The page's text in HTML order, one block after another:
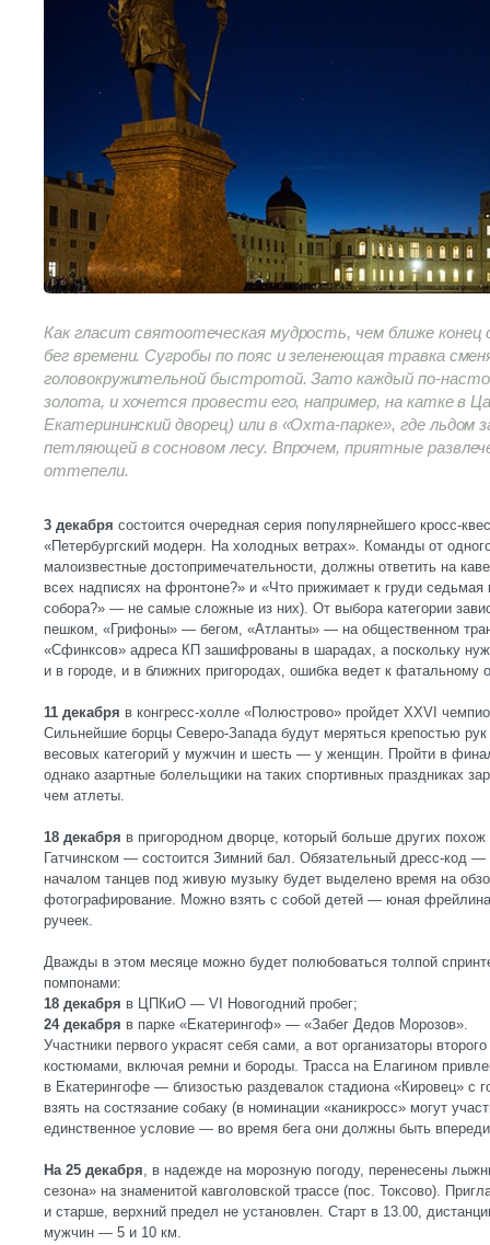
Как гласит святоотеческая мудрость, чем ближе
бег времени. Сугробы по пояс и зеленеющая травка
головокружительной быстротой. Зато каждый по-
золота, и хочется провести его, например, на катке в
Екатерининский дворец) или в «Охта-парке», где льдом
петляющей в сосновом лесу. Впрочем, приятные
оттепели.
3 декабря состоится очередная серия популярнейшего кросс-
«Петербургский модерн. На холодных ветрах». Команды от
малоизвестные достопримечательности, должны ответить на
всех надписях на фронтоне?» и «Что прижимает к груди седьмая
собора?» — не самые сложные из них). От выбора категории
пешком, «Грифоны» — бегом, «Атланты» — на общественном
«Сфинксов» адреса КП зашифрованы в шарадах, а поскольку
и в городе, и в ближних пригородах, ошибка ведет к фатальному
11 декабря в конгресс-холле «Полюстрово» пройдет XXVI
Сильнейшие борцы Северо-Запада будут меряться крепостью
весовых категорий у мужчин и шесть — у женщин. Пройти в
однако азартные болельщики на таких спортивных праздниках
чем атлеты.
18 декабря в пригородном дворце, который больше других
Гатчинском — состоится Зимний бал. Обязательный дресс-код
началом танцев под живую музыку будет выделено время на
фотографирование. Можно взять с собой детей — юная
ручеек.
Дважды в этом месяце можно будет полюбоваться толпой
помпонами:
18 декабря в ЦПКиО — VI Новогодний пробег;
24 декабря в парке «Екатерингоф» — «Забег Дедов Морозов».
Участники первого украсят себя сами, а вот организаторы
костюмами, включая ремни и бороды. Трасса на Елагином
в Екатерингофе — близостью раздевалок стадиона «Кировец» с
взять на состязание собаку (в номинации «каникросс» могут
единственное условие — во время бега они должны быть
На 25 декабря, в надежде на морозную погоду, перенесены
сезона» на знаменитой кавголовской трассе (пос. Токсово).
и старше, верхний предел не установлен. Старт в 13.00,
мужчин — 5 и 10 км.